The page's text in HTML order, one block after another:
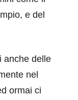
e del
anche delle
nel
ormai ci